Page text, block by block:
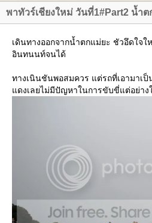
พาทัวร์เชียงใหม่ วันที่1#Part2 น้ำ
เดินทางออกจากน้ำตกแม่ยะ ชัวอึดใจใ
อินทนนท์จนได้
ทางเนินชันพอสมควร แต่รถที่เอามาเ
แดงเลยไม่มีปัญหาในการขับขี่แต่อย่าง